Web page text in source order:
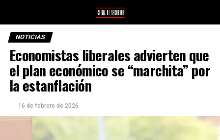
NOTICIAS
Economistas liberales advierten que
el plan económico se “marchita” por
la estanflación
16 de febrero de 2026